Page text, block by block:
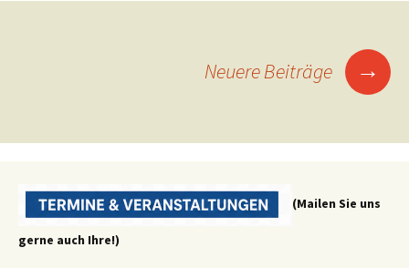
Beitragsnavigation
Neuere Beiträge →
(Mailen Sie uns
gerne auch Ihre!)